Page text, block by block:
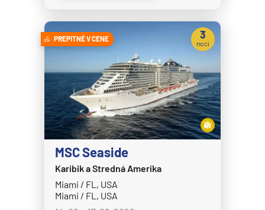
Crystal Symphony
Cunard Line
Queen Elizabeth
Queen Mary 2
Queen Victoria
Disney Cruise Line
Disney Adventure
Disney Destiny
Disney Dream
PREPITNÉ V CENE
MSC Seaside
Karibik a Stredná Amerika
Miami / FL, USA
Miami / FL, USA
3
noci